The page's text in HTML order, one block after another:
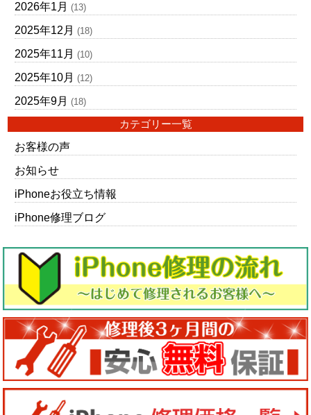
2026年1月 (13)
2025年12月 (18)
2025年11月 (10)
2025年10月 (12)
2025年9月 (18)
カテゴリー一覧
お客様の声
お知らせ
iPhoneお役立ち情報
iPhone修理ブログ